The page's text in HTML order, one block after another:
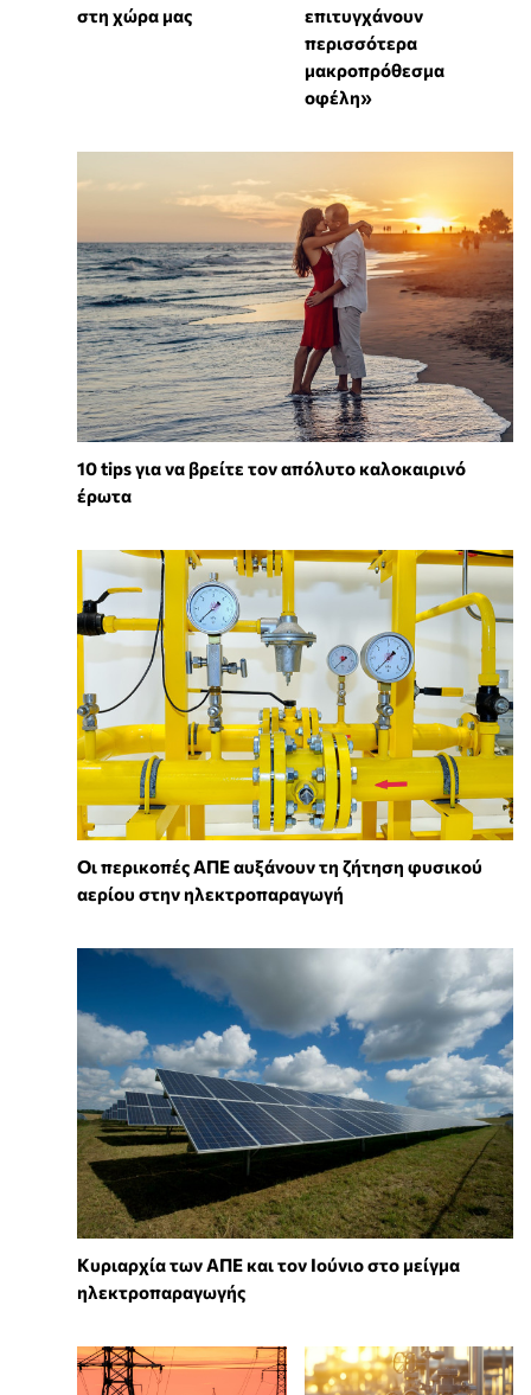
στη χώρα μας
επιτυγχάνουν
περισσότερα
μακροπρόθεσμα
οφέλη»
10 tips για να βρείτε τον απόλυτο καλοκαιρινό
έρωτα
Οι περικοπές ΑΠΕ αυξάνουν τη ζήτηση φυσικού
αερίου στην ηλεκτροπαραγωγή
Κυριαρχία των ΑΠΕ και τον Ιούνιο στο μείγμα
ηλεκτροπαραγωγής